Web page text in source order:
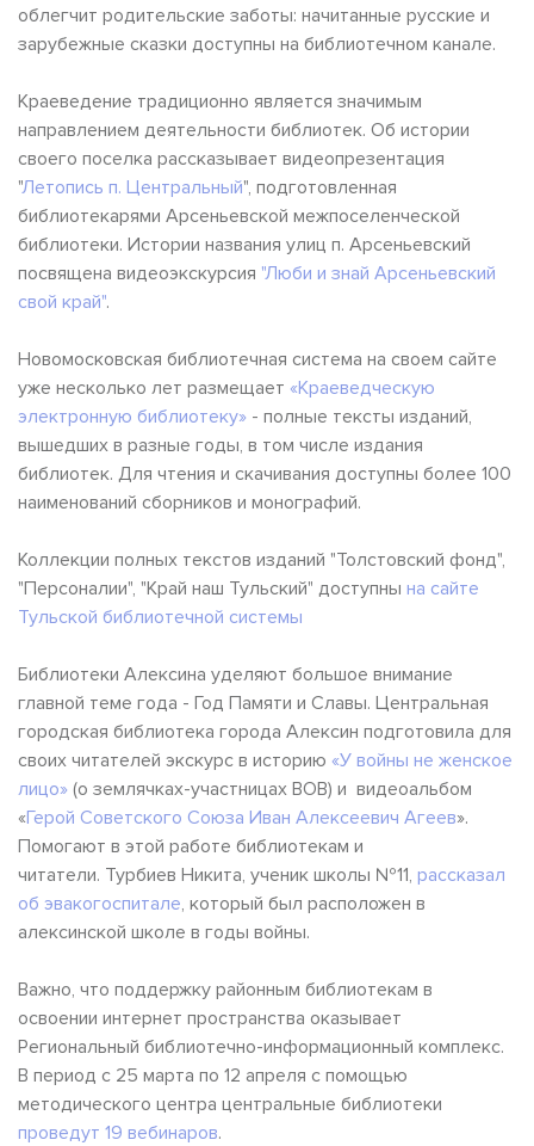
облегчит родительские заботы: начитанные русские и
зарубежные сказки доступны на библиотечном канале.
Краеведение традиционно является значимым
направлением деятельности библиотек. Об истории
своего поселка рассказывает видеопрезентация
"Летопись п. Центральный", подготовленная
библиотекарями Арсеньевской межпоселенческой
библиотеки. Истории названия улиц п. Арсеньевский
посвящена видеоэкскурсия "Люби и знай Арсеньевский
свой край".
Новомосковская библиотечная система на своем сайте
уже несколько лет размещает «Краеведческую
электронную библиотеку» - полные тексты изданий,
вышедших в разные годы, в том числе издания
библиотек. Для чтения и скачивания доступны более 100
наименований сборников и монографий.
Коллекции полных текстов изданий "Толстовский фонд",
"Персоналии", "Край наш Тульский" доступны на сайте
Тульской библиотечной системы
Библиотеки Алексина уделяют большое внимание
главной теме года - Год Памяти и Славы. Центральная
городская библиотека города Алексин подготовила для
своих читателей экскурс в историю «У войны не женское
лицо» (о землячках-участницах ВОВ) и видеоальбом
«Герой Советского Союза Иван Алексеевич Агеев».
Помогают в этой работе библиотекам и
читатели. Турбиев Никита, ученик школы №11, рассказал
об эвакогоспитале, который был расположен в
алексинской школе в годы войны.
Важно, что поддержку районным библиотекам в
освоении интернет пространства оказывает
Региональный библиотечно-информационный комплекс.
В период с 25 марта по 12 апреля с помощью
методического центра центральные библиотеки
проведут 19 вебинаров.